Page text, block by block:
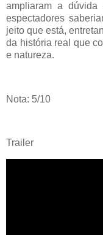
ampliaram a
espectadores
jeito que está,
da história real que
e natureza.
Nota: 5/10
Trailer